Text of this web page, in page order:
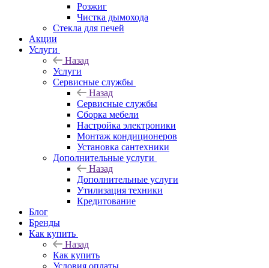
Розжиг
Чистка дымохода
Стекла для печей
Акции
Услуги
Назад
Услуги
Сервисные службы
Назад
Сервисные службы
Сборка мебели
Настройка электроники
Монтаж кондиционеров
Установка сантехники
Дополнительные услуги
Назад
Дополнительные услуги
Утилизация техники
Кредитование
Блог
Бренды
Как купить
Назад
Как купить
Условия оплаты